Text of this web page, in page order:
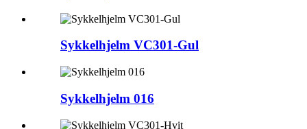
Sykkelhjelm VC301-Gul
Sykkelhjelm 016